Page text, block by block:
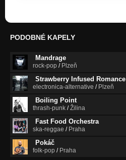
PODOBNÉ KAPELY
Mandrage
rock-pop / Plzeň
Strawberry Infused Romance
electronica-alternative / Plzeň
Boiling Point
thrash-punk /Žilina
Fast Food Orchestra
ska-reggae / Praha
Pokáč
folk-pop / Praha